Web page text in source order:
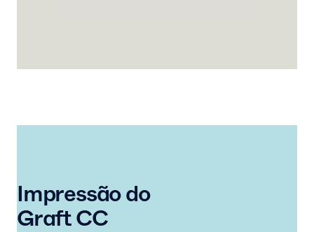
Impressão do
Graft CC